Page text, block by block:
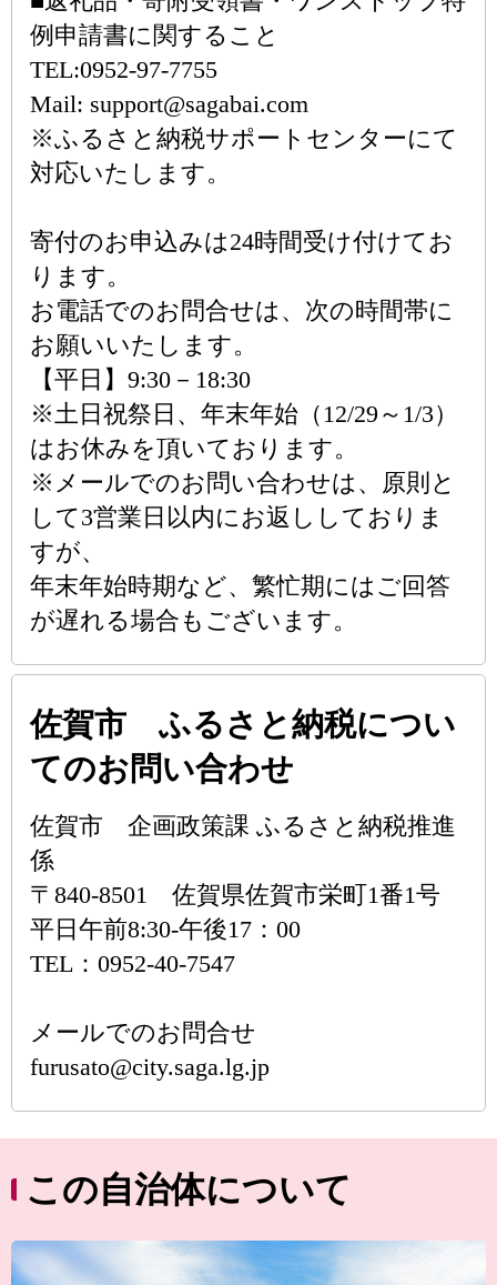
例申請書に関すること
TEL:0952-97-7755
Mail: support@sagabai.com
※ふるさと納税サポートセンターにて
対応いたします。
寄付のお申込みは24時間受け付けてお
ります。
お電話でのお問合せは、次の時間帯に
お願いいたします。
【平日】9:30－18:30
※土日祝祭日、年末年始（12/29～1/3）
はお休みを頂いております。
※メールでのお問い合わせは、原則と
して3営業日以内にお返ししておりま
すが、
年末年始時期など、繁忙期にはご回答
が遅れる場合もございます。
佐賀市 ふるさと納税につい
てのお問い合わせ
佐賀市 企画政策課 ふるさと納税推進
係
〒840-8501 佐賀県佐賀市栄町1番1号
平日午前8:30-午後17：00
TEL：0952-40-7547
メールでのお問合せ
furusato@city.saga.lg.jp
この自治体について